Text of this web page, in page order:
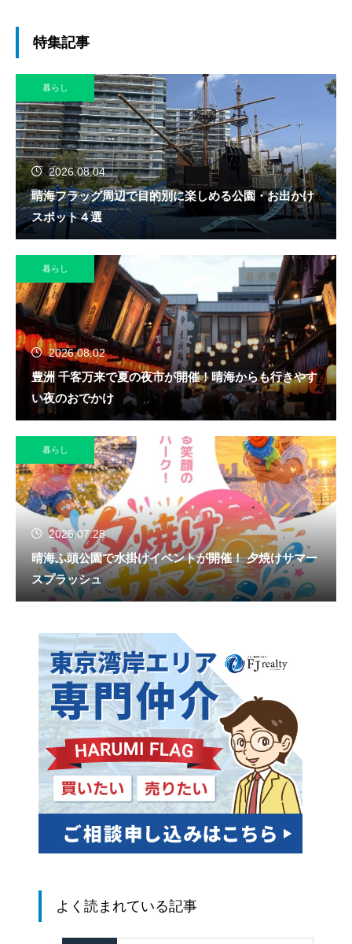
特集記事
暮らし
2026.08.04
晴海フラッグ周辺で目的別に楽しめる公園・お出かけ
スポット４選
暮らし
2026.08.02
豊洲 千客万来で夏の夜市が開催！晴海からも行きやす
い夜のおでかけ
暮らし
2026.07.28
晴海ふ頭公園で水掛けイベントが開催！ 夕焼けサマー
スプラッシュ
よく読まれている記事